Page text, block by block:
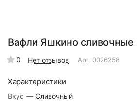
Вафли Яшкино сливочные
0 Нет отзывов Арт. 0026258
Характеристики
Вкус — Сливочный